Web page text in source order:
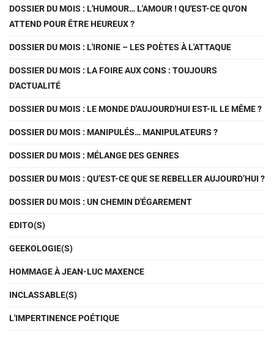
DOSSIER DU MOIS : L'HUMOUR… L'AMOUR ! QU'EST-CE QU'ON
ATTEND POUR ÊTRE HEUREUX ?
DOSSIER DU MOIS : L'IRONIE – LES POÈTES À L'ATTAQUE
DOSSIER DU MOIS : LA FOIRE AUX CONS : TOUJOURS
D'ACTUALITÉ
DOSSIER DU MOIS : LE MONDE D'AUJOURD'HUI EST-IL LE MÊME ?
DOSSIER DU MOIS : MANIPULÉS… MANIPULATEURS ?
DOSSIER DU MOIS : MÉLANGE DES GENRES
DOSSIER DU MOIS : QU’EST-CE QUE SE REBELLER AUJOURD’HUI ?
DOSSIER DU MOIS : UN CHEMIN D'ÉGAREMENT
EDITO(S)
GEEKOLOGIE(S)
HOMMAGE À JEAN-LUC MAXENCE
INCLASSABLE(S)
L'IMPERTINENCE POÉTIQUE